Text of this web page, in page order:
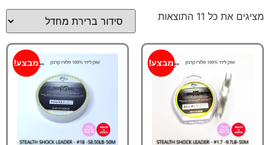
מציגים את כל ⁦11⁩ התוצאות
מבצע! מבצע!